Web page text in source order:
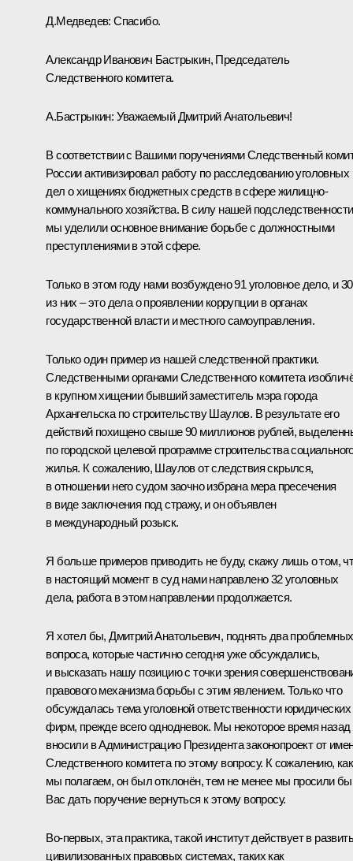
Д.Медведев: Спасибо.
Александр Иванович Бастрыкин, Председатель
Следственного комитета.
А.Бастрыкин: Уважаемый Дмитрий Анатольевич!
В соответствии с Вашими поручениями Следственный
России активизировал работу по расследованию уголовных
дел о хищениях бюджетных средств в сфере жилищно-
коммунального хозяйства. В силу нашей подследственности
мы уделили основное внимание борьбе с должностными
преступлениями в этой сфере.
Только в этом году нами возбуждено 91 уголовное дело, и 30
из них – это дела о проявлении коррупции в органах
государственной власти и местного самоуправления.
Только один пример из нашей следственной практики.
Следственными органами Следственного комитета
в крупном хищении бывший заместитель мэра города
Архангельска по строительству Шаулов. В результате его
действий похищено свыше 90 миллионов рублей,
по городской целевой программе строительства
жилья. К сожалению, Шаулов от следствия скрылся,
в отношении него судом заочно избрана мера пресечения
в виде заключения под стражу, и он объявлен
в международный розыск.
Я больше примеров приводить не буду, скажу лишь о том,
в настоящий момент в суд нами направлено 32 уголовных
дела, работа в этом направлении продолжается.
Я хотел бы, Дмитрий Анатольевич, поднять два проблемных
вопроса, которые частично сегодня уже обсуждались,
и высказать нашу позицию с точки зрения
правового механизма борьбы с этим явлением. Только что
обсуждалась тема уголовной ответственности юридических
фирм, прежде всего однодневок. Мы некоторое время назад
вносили в Администрацию Президента законопроект от
Следственного комитета по этому вопросу. К сожалению, как
мы полагаем, он был отклонён, тем не менее мы просили бы
Вас дать поручение вернуться к этому вопросу.
Во‑первых, эта практика, такой институт действует в
цивилизованных правовых системах, таких как